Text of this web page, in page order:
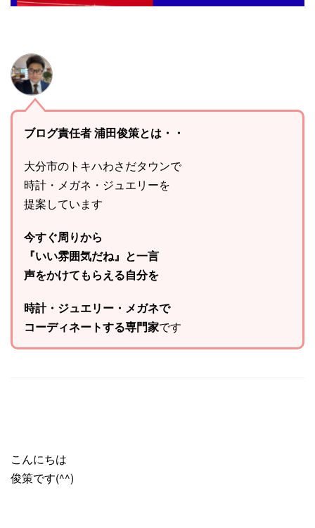
ブログ責任者 浦田俊策とは・・
大分市のトキハわさだタウンで
時計・メガネ・ジュエリーを
提案しています
今すぐ周りから
『いい雰囲気だね』と一言
声をかけてもらえる自分を
時計・ジュエリー・メガネで
コーディネートする専門家です
こんにちは
俊策です(^^)